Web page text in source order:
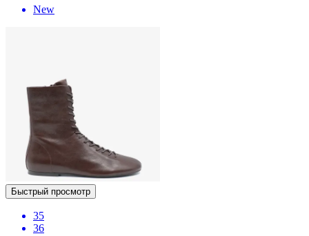
New
Быстрый просмотр
35
36